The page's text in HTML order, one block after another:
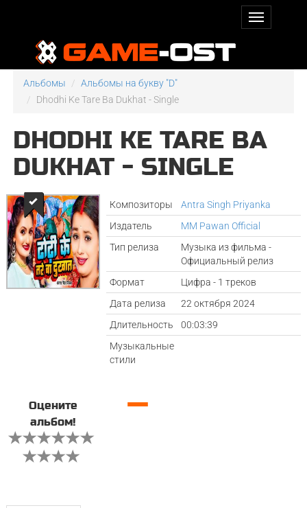
Альбомы
Альбомы на букву "D"
Dhodhi Ke Tare Ba Dukhat - Single
DHODHI KE TARE BA
DUKHAT - SINGLE
Композиторы
Antra Singh Priyanka
Издатель
MM Pawan Official
Тип релиза
Музыка из фильма -
Официальный релиз
Формат
Цифра - 1 треков
Дата релиза
22 октября 2024
Длительность
00:03:39
Музыкальные
стили
Оцените
альбом!
—